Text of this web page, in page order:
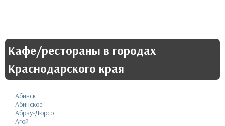
Кафе/рестораны в городах
Краснодарского края
Абинск
Абинское
Абрау-Дюрсо
Агой